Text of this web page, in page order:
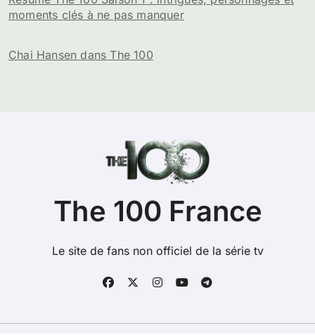
moments clés à ne pas manquer
Chai Hansen dans The 100
The 100 France
Le site de fans non officiel de la série tv